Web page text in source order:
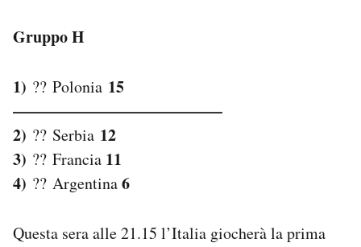
Gruppo H
1) ?? Polonia 15
—————————————
2) ?? Serbia 12
3) ?? Francia 11
4) ?? Argentina6
Questa sera alle 21.15 l’Italia giocherà la prima